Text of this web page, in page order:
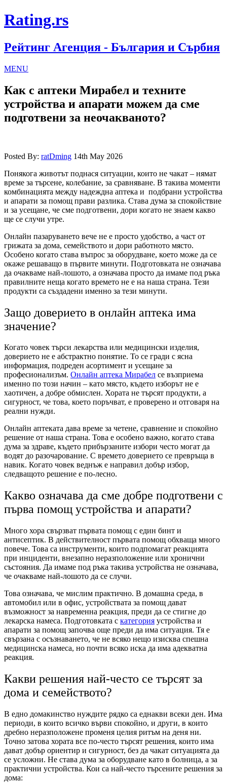
Rating.rs
Рейтинг Агенция - България и Сърбия
MENU
Как с аптеки Мирабел и техните
устройства и апарати можем да сме
подготвени за неочакваното?
Posted By: ratDming 14th May 2026
Понякога животът поднася ситуации, които не чакат – нямат
време за търсене, колебание, за сравняване. В такива моменти
комбинацията между надеждна аптека и подбрани устройства
и апарати за помощ прави разлика. Става дума за спокойствие
и за усещане, че сме подготвени, дори когато не знаем какво
ще се случи утре.
Онлайн пазаруването вече не е просто удобство, а част от
грижата за дома, семейството и дори работното място.
Особено когато става въпрос за оборудване, което може да се
окаже решаващо в първите минути. Подготовката не означава
да очакваме най-лошото, а означава просто да имаме под ръка
правилните неща когато времето не е на наша страна. Тези
продукти са създадени именно за тези минути.
Защо доверието в онлайн аптека има
значение?
Когато човек търси лекарства или медицински изделия,
доверието не е абстрактно понятие. То се гради с ясна
информация, подреден асортимент и усещане за
професионализъм. Онлайн аптека Мирабел се възприема
именно по този начин – като място, където изборът не е
хаотичен, а добре обмислен. Хората не търсят продукти, а
сигурност, че това, което поръчват, е проверено и отговаря на
реални нужди.
Онлайн аптеката дава време за четене, сравнение и спокойно
решение от наша страна. Това е особено важно, когато става
дума за здраве, където прибързаните избори често могат да
водят до разочарование. С времето доверието се превръща в
навик. Когато човек веднъж е направил добър избор,
следващото решение е по-лесно.
Какво означава да сме добре подготвени с
първа помощ устройства и апарати?
Много хора свързват първата помощ с един бинт и
антисептик. В действителност първата помощ обхваща много
повече. Това са инструменти, които подпомагат реакцията
при инциденти, внезапно неразположение или хронични
състояния. Да имаме под ръка такива устройства не означава,
че очакваме най-лошото да се случи.
Това означава, че мислим практично. В домашна среда, в
автомобил или в офис, устройствата за помощ дават
възможност за навременна реакция, преди да се стигне до
лекарска намеса. Подготовката с категория устройства и
апарати за помощ започва още преди да има ситуация. Тя е
свързана с осъзнаването, че не всяко нещо изисква спешна
медицинска намеса, но почти всяко иска да има адекватна
реакция.
Какви решения най-често се търсят за
дома и семейството?
В едно домакинство нуждите рядко са еднакви всеки ден. Има
периоди, в които всичко върви спокойно, и други, в които
дребно неразположене променя целия ритъм на деня ни.
Точно затова хората все по-често търсят решения, които има
дават добър ориентир и сигурност, без да чакат ситуацията да
се усложни. Не става дума за оборудване като в болница, а за
практични устройства. Кои са най-често търсените решения за
дома: